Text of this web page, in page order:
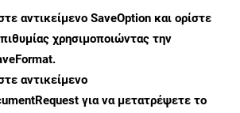
αντικείμενο SaveOption και ορίστε
χρησιμοποιώντας την
.
αντικείμενο
για να μετατρέψετε το